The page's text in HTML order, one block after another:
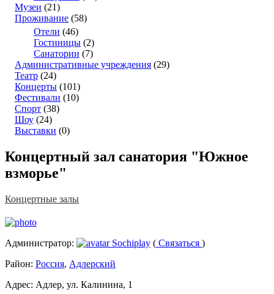
Музеи (21)
Проживание (58)
Отели (46)
Гостиницы (2)
Санатории (7)
Административные учреждения (29)
Театр (24)
Концерты (101)
Фестивали (10)
Спорт (38)
Шоу (24)
Выставки (0)
Концертный зал санатория "Южное
взморье"
Концертные залы
Администратор: Sochiplay ( Связаться )
Район: Россия, Адлерский
Адрес: Адлер, ул. Калинина, 1